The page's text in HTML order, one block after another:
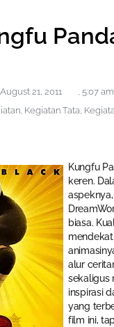
August 21, 2011 , 5:07 am
, Kegiatan Tata,
Kungfu
keren.
biasa.
alur
sekaligus
inspirasi
yang
film ini,